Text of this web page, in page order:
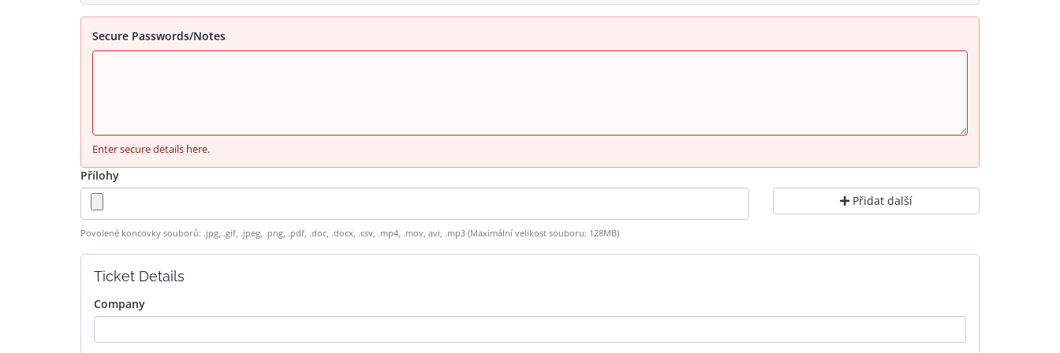
Secure Passwords/Notes
Enter secure details here.
Přílohy
Přidat další
Povolené koncovky souborů: .jpg, .gif, .jpeg, .png, .pdf, .doc, .docx, .csv, .mp4, .mov, avi, .mp3 (Maximální velikost souboru: 128MB)
Ticket Details
Company